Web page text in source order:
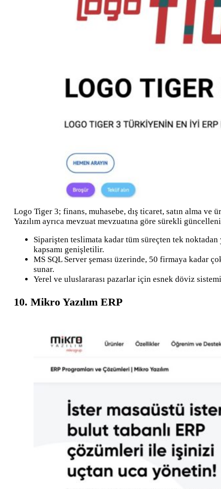
Logo Tiger 3; finans, muhasebe, dış ticaret, satın alma
Yazılım ayrıca mevzuat mevzuatına göre sürekli
Siparişten teslimata kadar tüm süreçten tek
kapsamı genişletilir.
MS SQL Server şeması üzerinde, 50 firmaya kadar
sunar.
Yerel ve uluslararası pazarlar için esnek döviz
10. Mikro Yazılım ERP